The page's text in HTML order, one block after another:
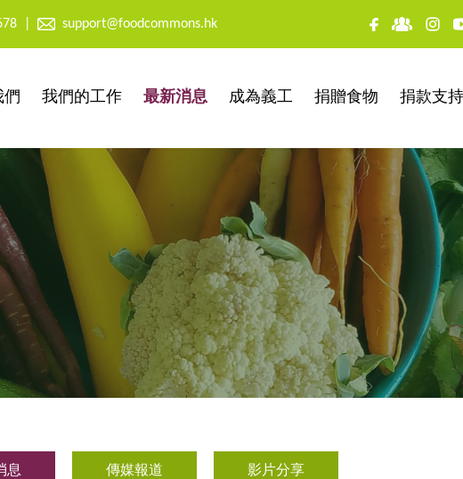
support@foodcommons.hk
們 我們的工作 最新消息 成為義工 捐贈食物 捐款支持
息 傳媒報道 影片分享